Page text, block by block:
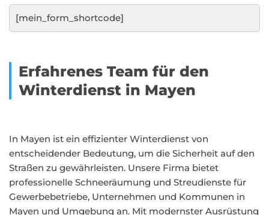
[mein_form_shortcode]
Erfahrenes Team für den
Winterdienst in Mayen
In Mayen ist ein effizienter Winterdienst von
entscheidender Bedeutung, um die Sicherheit auf den
Straßen zu gewährleisten. Unsere Firma bietet
professionelle Schneeräumung und Streudienste für
Gewerbebetriebe, Unternehmen und Kommunen in
Mayen und Umgebung an. Mit modernster Ausrüstung